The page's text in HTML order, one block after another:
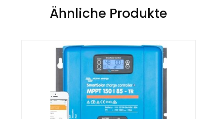
Ähnliche Produkte